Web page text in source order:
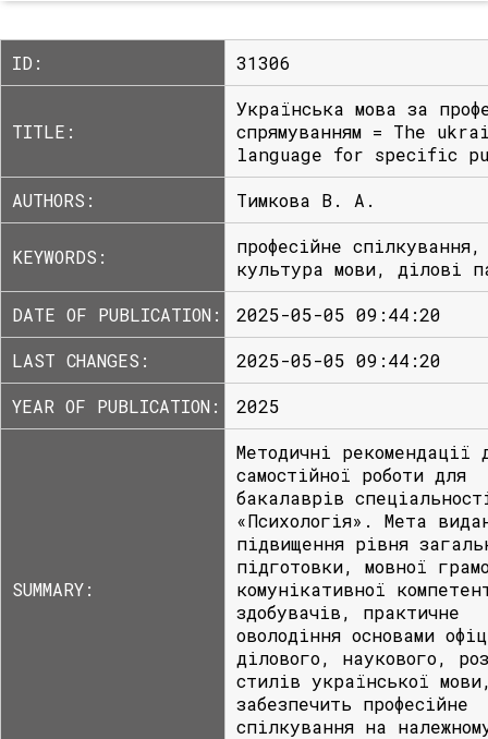
ID: 31306
TITLE:
Українська мова за
спрямуванням = The
language for specific
AUTHORS:
Тимкова В. А.
KEYWORDS:
професійне спілкування,
культура мови, ділові
DATE OF PUBLICATION:
2025-05-05 09:44:20
LAST CHANGES:
2025-05-05 09:44:20
YEAR OF PUBLICATION:
2025
SUMMARY:
Методичні рекомендації
самостійної роботи для
бакалаврів
«Психологія». Мета
підвищення рівня
підготовки, мовної
комунікативної
здобувачів, практичне
оволодіння основами
ділового, наукового,
стилів української
забезпечить професійне
спілкування на